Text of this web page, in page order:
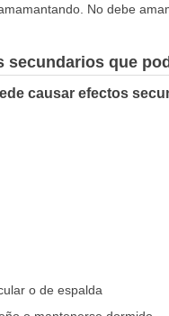
No debe
secundarios que
causar efectos
o de espalda